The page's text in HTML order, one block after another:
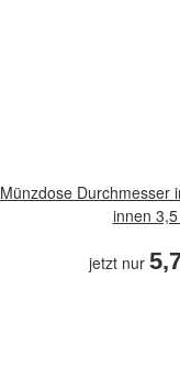
Münzdose Durchmesser
innen
jetzt nur